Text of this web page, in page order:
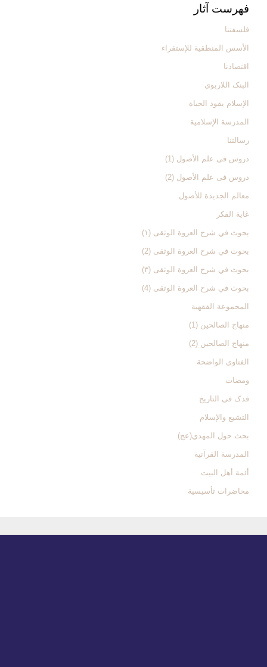
فهرست آثار
فلسفتنا
الأسس المنطقیة للإستقراء
اقتصادنا
البنک اللاربوی
الإسلام یقود الحیاة
المدرسة الإسلامیة
رسالتنا
دروس فی علم الأصول (1)
دروس فی علم الأصول (2)
معالم الجدیدة للأصول
غایة الفکر
بحوث في شرح العروة الوثقی (۱)
بحوث في شرح العروة الوثقی (2)
بحوث في شرح العروة الوثقی (۳)
بحوث في شرح العروة الوثقی (4)
المجموعة الفقهیة
منهاج الصالحین (1)
منهاج الصالحین (2)
الفتاوی الواضحة
ومضات
فدک فی التاریخ
التشیع والإسلام
بحث حول المهدي(عج)
المدرسة القرآنیة
أئمة أهل البیت
محاضرات تأسیسیة